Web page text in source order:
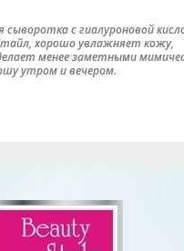
сыворотка с гиалуроновой
хорошо увлажняет кожу,
менее заметными
утром и вечером.